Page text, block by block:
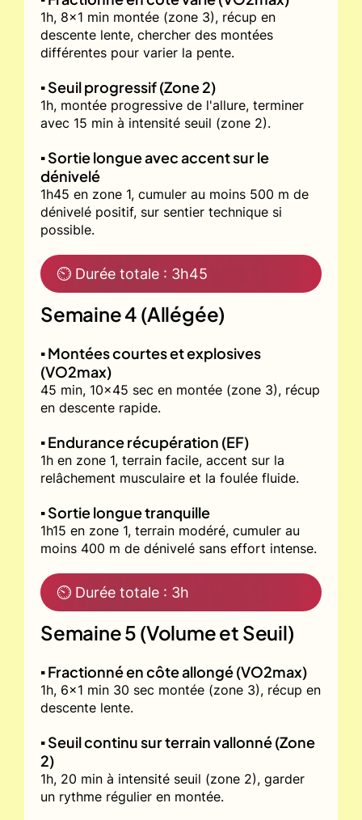
1h, 8x1 min montée (zone 3), récup en
descente lente, chercher des montées
différentes pour varier la pente.
▪️ Seuil progressif (Zone 2)
1h, montée progressive de l'allure, terminer
avec 15 min à intensité seuil (zone 2).
▪️ Sortie longue avec accent sur le
dénivelé
1h45 en zone 1, cumuler au moins 500 m de
dénivelé positif, sur sentier technique si
possible.
⏲ Durée totale : 3h45
Semaine 4 (Allégée)
▪️ Montées courtes et explosives
(VO2max)
45 min, 10x45 sec en montée (zone 3), récup
en descente rapide.
▪️ Endurance récupération (EF)
1h en zone 1, terrain facile, accent sur la
relâchement musculaire et la foulée fluide.
▪️ Sortie longue tranquille
1h15 en zone 1, terrain modéré, cumuler au
moins 400 m de dénivelé sans effort intense.
⏲ Durée totale : 3h
Semaine 5 (Volume et Seuil)
▪️ Fractionné en côte allongé (VO2max)
1h, 6x1 min 30 sec montée (zone 3), récup en
descente lente.
▪️ Seuil continu sur terrain vallonné (Zone
2)
1h, 20 min à intensité seuil (zone 2), garder
un rythme régulier en montée.